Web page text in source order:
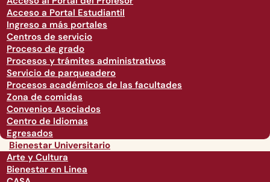
Acceso a Portal Estudiantil
Ingreso a más portales
Centros de servicio
Proceso de grado
Procesos y trámites administrativos
Servicio de parqueadero
Procesos académicos de las facultades
Zona de comidas
Convenios Asociados
Centro de Idiomas
Egresados
Bienestar Universitario
Arte y Cultura
Bienestar en Linea